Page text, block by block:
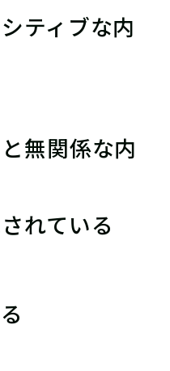
ティブな内
無関係な内
れている